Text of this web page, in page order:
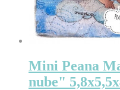
Mini Peana
nube"